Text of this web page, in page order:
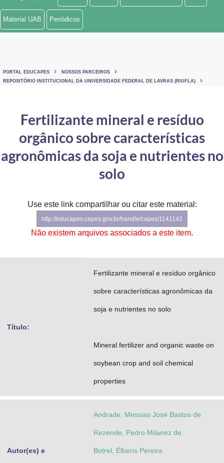
Ministério de Minas e Energia
Ministério do Turismo
Controladoria-Geral da União
Ministério da Mulher, da Família e dos Direitos Humanos
Gabinete de Segurança Institucional
Advocacia-Geral da União
Material UAB Periódicos
PORTAL EDUCAPES
NOSSOS PARCEIROS
REPOSITÓRIO INSTITUCIONAL DA UNIVERSIDADE FEDERAL DE LAVRAS (RIUFLA)
Fertilizante mineral e resíduo
orgânico sobre características
agronômicas da soja e nutrientes no
solo
Use este link compartilhar ou citar este material:
http://educapes.capes.gov.br/handle/capes/1141142
Não existem arquivos associados a este item.
Título:
Fertilizante mineral e resíduo orgânico
sobre características agronômicas da
soja e nutrientes no solo
Mineral fertilizer and organic waste on
soybean crop and soil chemical
properties
Autor(es) e
Andrade, Messias José Bastos de
Rezende, Pedro Milanez de
Botrel, Élberis Pereira